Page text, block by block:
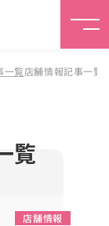
一覧店舗情報記事一覧
覧
店舗情報